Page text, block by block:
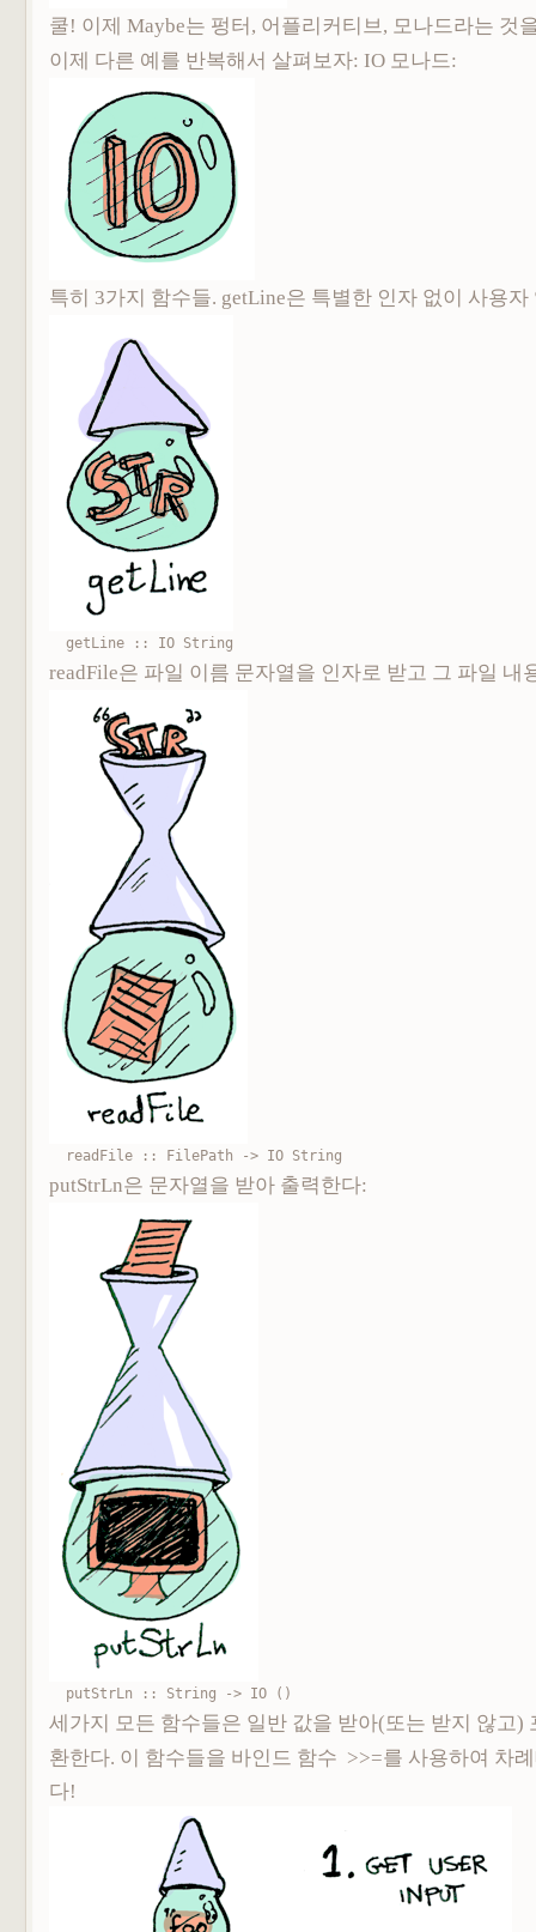
쿨! 이제 Maybe는 펑터, 어플리커티브, 모나드라는 것
이제 다른 예를 반복해서 살펴보자: IO 모나드:
특히 3가지 함수들. getLine은 특별한 인자 없이 사용
getLine :: IO String
readFile은 파일 이름 문자열을 인자로 받고 그 파일 내
readFile :: FilePath -> IO String
putStrLn은 문자열을 받아 출력한다:
putStrLn :: String -> IO ()
세가지 모든 함수들은 일반 값을 받아(또는 받지 않고)
환한다. 이 함수들을 바인드 함수 >>=를 사용하여 차
다!